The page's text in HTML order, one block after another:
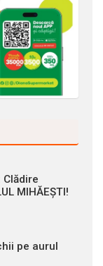
Clădire
MIHĂEȘTI!
pe aurul